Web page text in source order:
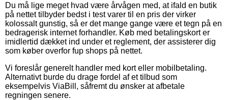
Du må lige meget hvad være årvågen med, at ifald en butik
på nettet tilbyder bedst i test varer til en pris der virker
kolossalt gunstig, så er det mange gange være et tegn på en
bedragerisk internet forhandler. Køb med betalingskort er
imidlertid dækket ind under et reglement, der assisterer dig
som køber overfor fup shops på nettet.
Vi foreslår generelt handler med kort eller mobilbetaling.
Alternativt burde du drage fordel af et tilbud som
eksempelvis ViaBill, såfremt du ønsker at afbetale
regningen senere.